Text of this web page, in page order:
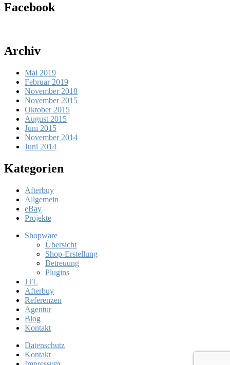
Facebook
Archiv
Mai 2019
Februar 2019
November 2018
November 2015
Oktober 2015
August 2015
Juni 2015
November 2014
Juni 2014
Kategorien
Afterbuy
Allgemein
eBay
Projekte
Shopware
Übersicht
Shop-Erstellung
Betreuung
Plugins
JTL
Afterbuy
Referenzen
Agentur
Blog
Kontakt
Datenschutz
Kontakt